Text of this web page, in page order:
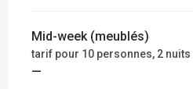
Mid-week (meublés)
tarif pour 10 personnes, 2
—